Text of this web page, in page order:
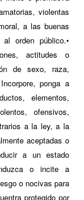
violentas
a las buenas
orden público.•
actitudes o
de sexo, raza,
ponga a
elementos,
ofensivos,
a la ley, a la
aceptadas o
a un estado
o incite a
o nocivas para
protegido por